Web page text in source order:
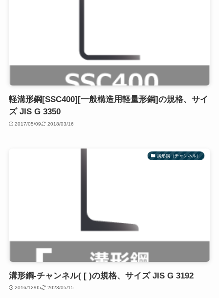
軽溝形鋼[SSC400][一般構造用軽量形鋼]の規格、サイ
ズ JIS G 3350
2017/05/09 2018/03/16
溝形鋼（チャンネル）
溝形鋼-チャンネル( [ )の規格、サイズ JIS G 3192
2016/12/05 2023/05/15